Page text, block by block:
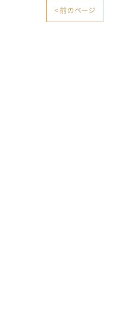
< 前のページ